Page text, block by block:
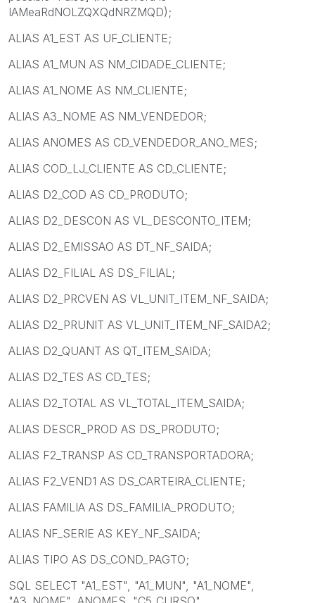
IAMeaRdNOLZQXQdNRZMQD);
ALIAS A1_EST AS UF_CLIENTE;
ALIAS A1_MUN AS NM_CIDADE_CLIENTE;
ALIAS A1_NOME AS NM_CLIENTE;
ALIAS A3_NOME AS NM_VENDEDOR;
ALIAS ANOMES AS CD_VENDEDOR_ANO_MES;
ALIAS COD_LJ_CLIENTE AS CD_CLIENTE;
ALIAS D2_COD AS CD_PRODUTO;
ALIAS D2_DESCON AS VL_DESCONTO_ITEM;
ALIAS D2_EMISSAO AS DT_NF_SAIDA;
ALIAS D2_FILIAL AS DS_FILIAL;
ALIAS D2_PRCVEN AS VL_UNIT_ITEM_NF_SAIDA;
ALIAS D2_PRUNIT AS VL_UNIT_ITEM_NF_SAIDA2;
ALIAS D2_QUANT AS QT_ITEM_SAIDA;
ALIAS D2_TES AS CD_TES;
ALIAS D2_TOTAL AS VL_TOTAL_ITEM_SAIDA;
ALIAS DESCR_PROD AS DS_PRODUTO;
ALIAS F2_TRANSP AS CD_TRANSPORTADORA;
ALIAS F2_VEND1 AS DS_CARTEIRA_CLIENTE;
ALIAS FAMILIA AS DS_FAMILIA_PRODUTO;
ALIAS NF_SERIE AS KEY_NF_SAIDA;
ALIAS TIPO AS DS_COND_PAGTO;
SQL SELECT "A1_EST", "A1_MUN", "A1_NOME",